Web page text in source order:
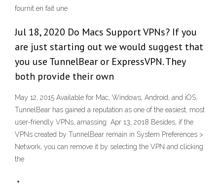
fournit en fait une
Jul 18, 2020 Do Macs Support VPNs? If you
are just starting out we would suggest that
you use TunnelBear or ExpressVPN. They
both provide their own
May 12, 2015 Available for Mac, Windows, Android, and iOS,
TunnelBear has gained a reputation as one of the easiest, most
user-friendly VPNs, amassing Apr 13, 2018 Besides, if the
VPNs created by TunnelBear remain in System Preferences >
Network, you can remove it by selecting the VPN and clicking
the